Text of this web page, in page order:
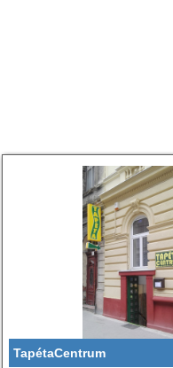
TapétaCentrum